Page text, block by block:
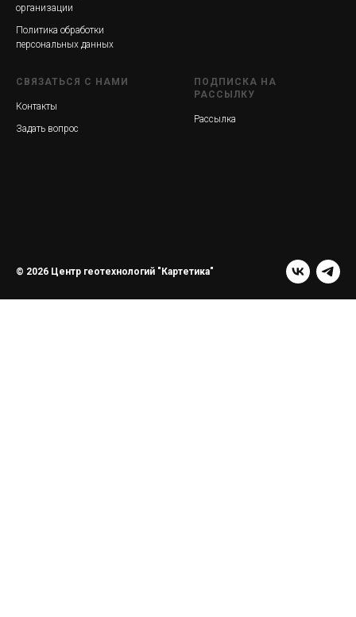
организации
Политика обработки
персональных данных
СВЯЗАТЬСЯ С НАМИ
Контакты
Задать вопрос
ПОДПИСКА НА
РАССЫЛКУ
Рассылка
© 2026 Центр геотехнологий "Картетика"